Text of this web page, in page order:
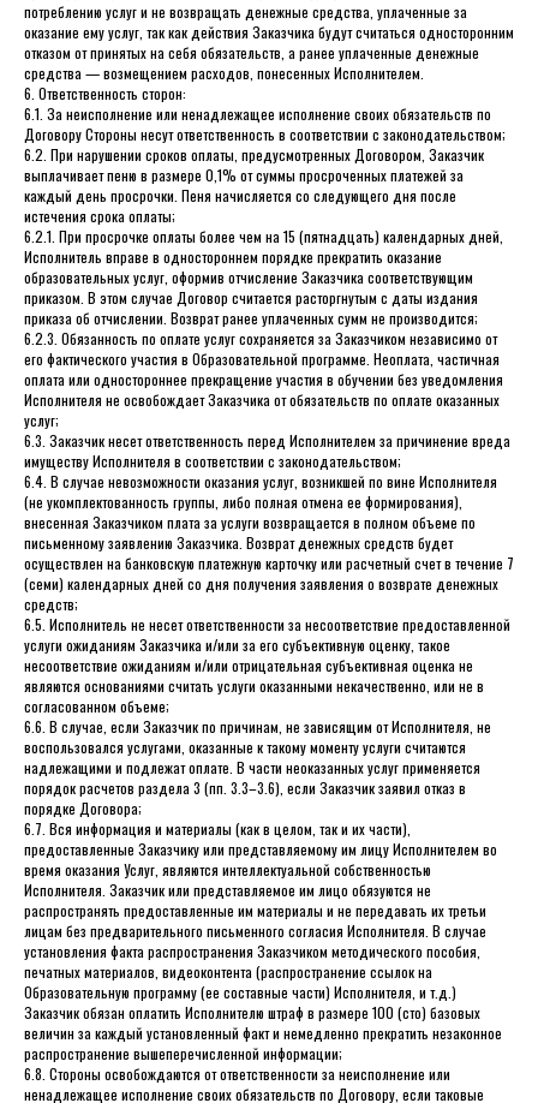
потреблению услуг и не возвращать денежные средства, уплаченные за
оказание ему услуг, так как действия Заказчика будут считаться односторонним
отказом от принятых на себя обязательств, а ранее уплаченные денежные
средства — возмещением расходов, понесенных Исполнителем.
6. Ответственность сторон:
6.1. За неисполнение или ненадлежащее исполнение своих обязательств по
Договору Стороны несут ответственность в соответствии с законодательством;
6.2. При нарушении сроков оплаты, предусмотренных Договором, Заказчик
выплачивает пеню в размере 0,1% от суммы просроченных платежей за
каждый день просрочки. Пеня начисляется со следующего дня после
истечения срока оплаты;
6.2.1. При просрочке оплаты более чем на 15 (пятнадцать) календарных дней,
Исполнитель вправе в одностороннем порядке прекратить оказание
образовательных услуг, оформив отчисление Заказчика соответствующим
приказом. В этом случае Договор считается расторгнутым с даты издания
приказа об отчислении. Возврат ранее уплаченных сумм не производится;
6.2.3. Обязанность по оплате услуг сохраняется за Заказчиком независимо от
его фактического участия в Образовательной программе. Неоплата, частичная
оплата или одностороннее прекращение участия в обучении без уведомления
Исполнителя не освобождает Заказчика от обязательств по оплате оказанных
услуг;
6.3. Заказчик несет ответственность перед Исполнителем за причинение вреда
имуществу Исполнителя в соответствии с законодательством;
6.4. В случае невозможности оказания услуг, возникшей по вине Исполнителя
(не укомплектованность группы, либо полная отмена ее формирования),
внесенная Заказчиком плата за услуги возвращается в полном объеме по
письменному заявлению Заказчика. Возврат денежных средств будет
осуществлен на банковскую платежную карточку или расчетный счет в течение 7
(семи) календарных дней со дня получения заявления о возврате денежных
средств;
6.5. Исполнитель не несет ответственности за несоответствие предоставленной
услуги ожиданиям Заказчика и/или за его субъективную оценку, такое
несоответствие ожиданиям и/или отрицательная субъективная оценка не
являются основаниями считать услуги оказанными некачественно, или не в
согласованном объеме;
6.6. В случае, если Заказчик по причинам, не зависящим от Исполнителя, не
воспользовался услугами, оказанные к такому моменту услуги считаются
надлежащими и подлежат оплате. В части неоказанных услуг применяется
порядок расчетов раздела 3 (пп. 3.3–3.6), если Заказчик заявил отказ в
порядке Договора;
6.7. Вся информация и материалы (как в целом, так и их части),
предоставленные Заказчику или представляемому им лицу Исполнителем во
время оказания Услуг, являются интеллектуальной собственностью
Исполнителя. Заказчик или представляемое им лицо обязуются не
распространять предоставленные им материалы и не передавать их третьи
лицам без предварительного письменного согласия Исполнителя. В случае
установления факта распространения Заказчиком методического пособия,
печатных материалов, видеоконтента (распространение ссылок на
Образовательную программу (ее составные части) Исполнителя, и т.д.)
Заказчик обязан оплатить Исполнителю штраф в размере 100 (сто) базовых
величин за каждый установленный факт и немедленно прекратить незаконное
распространение вышеперечисленной информации;
6.8. Стороны освобождаются от ответственности за неисполнение или
ненадлежащее исполнение своих обязательств по Договору, если таковые